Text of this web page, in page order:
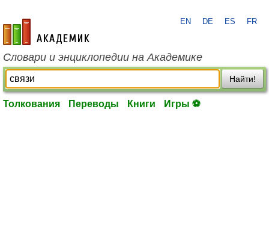
academic.ru
EN DE ES FR
Словари и энциклопедии на Академике
Найти!
Толкования Переводы Книги Игры ⚽